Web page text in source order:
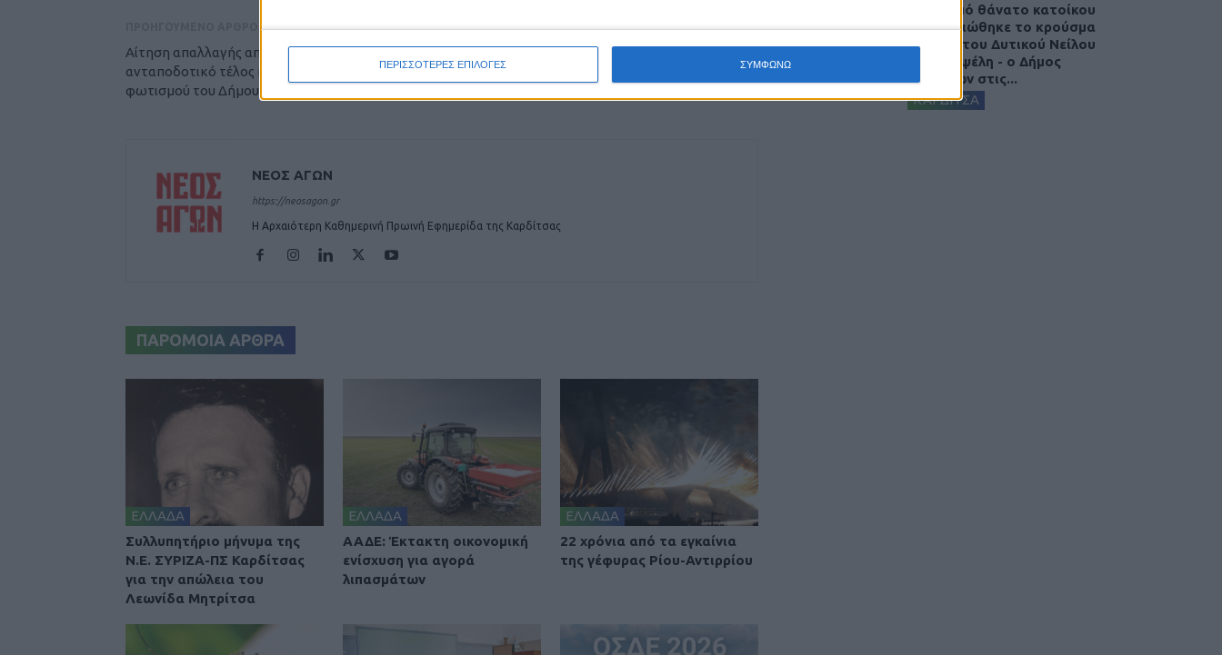
ΠΕΡΙΣΣΟΤΕΡΕΣ ΕΠΙΛΟΓΕΣ ΣΥΜΦΩΝΩ
Αίτηση απαλλαγής από το ενιαίο
ανταποδοτικό τέλος καθαριότητας και
φωτισμού του Δήμου Καρδίτσας
ΕΠΟΜΕΝΟ ΑΡΘΡΟ
Αφήνει ανοιχτό το ενδεχόμενο για λήψη πιο
αυστηρών μέτρων στη Λάρισα ο Σύψας
ΝΕΟΣ ΑΓΩΝ
https://neosagon.gr
Η Αρχαιότερη Καθημερινή Πρωινή Εφημερίδα της Καρδίτσας
ΠΑΡΟΜΟΙΑ ΑΡΘΡΑ
ΕΛΛΑΔΑ
Συλλυπητήριο μήνυμα της
Ν.Ε. ΣΥΡΙΖΑ-ΠΣ Καρδίτσας
για την απώλεια του
Λεωνίδα Μητρίτσα
ΕΛΛΑΔΑ
ΑΑΔΕ: Έκτακτη οικονομική
ενίσχυση για αγορά
λιπασμάτων
ΕΛΛΑΔΑ
22 χρόνια από τα εγκαίνια
της γέφυρας Ρίου-Αντιρρίου
Μετά από θάνατο κατοίκου
επιβεβαιώθηκε το κρούσμα
του ιού του Δυτικού Νείλου
στην Κυψέλη - ο Δήμος
Σοφάδων στις...
ΚΑΡΔΙΤΣΑ